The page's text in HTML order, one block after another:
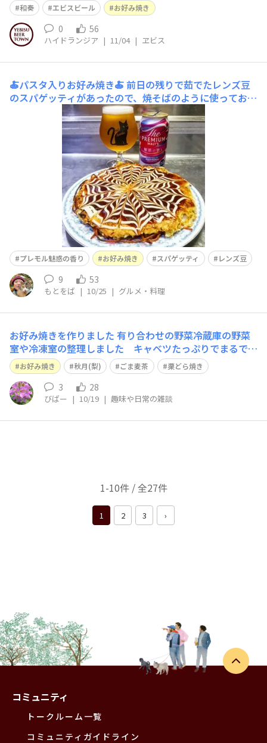
和奏 エビスビール お好み焼き
0 56
ハイドランジア | 11/04 | ヱビス
🍝パスタ入りお好み焼き🍝前日の残りで茹でたレンズ豆
のスパゲッティがあったので、焼そばのように使ってお好
み焼きです。 豆のパスタはしなやかさが無く、アルデン
テよりも硬めの食感になるのでお好み焼きが切りにくかっ
たなあ。 ビールは甘い香りのある、サントリープレミア
ムモルツ魅惑の香りでした。
プレモル魅惑の香り お好み焼き スパゲッティ レンズ豆
9 53
もとをば | 10/25 | グルメ・料理
お好み焼きを作りました 有り合わせの野菜冷蔵庫の野菜
室や冷凍室の整理しました キャベツたっぷりでまるでキ
ャベツ焼き🥬 美味しかったです😊
お好み焼き 秋月(梨) ごま麦茶 栗どら焼き
3 28
びばー | 10/19 | 趣味や日常の雑談
1-10件 / 全27件
1 2 3 ›
コミュニティ
トークルーム一覧
コミュニティガイドライン